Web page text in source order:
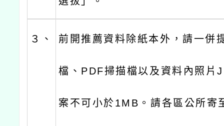
３、 前開推薦資料除紙本外，請一併
檔、PDF掃描檔以及資料內照片
案不可小於1MB。請各區公所寄